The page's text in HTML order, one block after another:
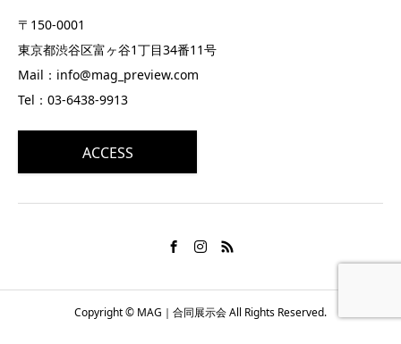
〒150-0001
東京都渋谷区富ヶ谷1丁目34番11号
Mail：info@mag_preview.com
Tel：03-6438-9913
ACCESS
Copyright © MAG｜合同展示会 All Rights Reserved.